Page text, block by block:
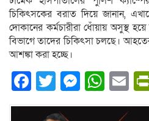
চিকিৎসকের বরাত দিয়ে জানান,
দোকানের কর্মচারীরা ধোঁয়ায় অসুস্থ
বিভাগে তাদের চিকিৎসা চলছে।
আশঙ্কা করা হচ্ছে।
Facebook
Twitter